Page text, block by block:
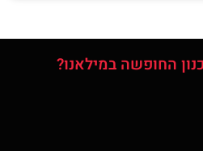
החופשה במילאנו?